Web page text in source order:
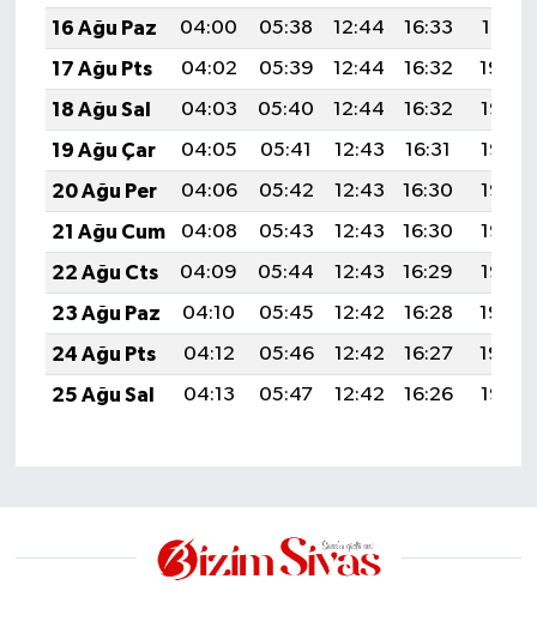
16 Ağu Paz
04:00 05:38 12:44 16:33
19:41
17 Ağu Pts
04:02 05:39 12:44 16:32
19:39
18 Ağu Sal
04:03 05:40 12:44 16:32
19:38
19 Ağu Çar
04:05 05:41 12:43 16:31
19:36
20 Ağu Per
04:06 05:42 12:43 16:30
19:35
21 Ağu Cum
04:08 05:43 12:43 16:30
19:33
22 Ağu Cts
04:09 05:44 12:43 16:29
19:32
23 Ağu Paz
04:10 05:45 12:42 16:28
19:30
24 Ağu Pts
04:12 05:46 12:42 16:27
19:29
25 Ağu Sal
04:13 05:47 12:42 16:26 19:27